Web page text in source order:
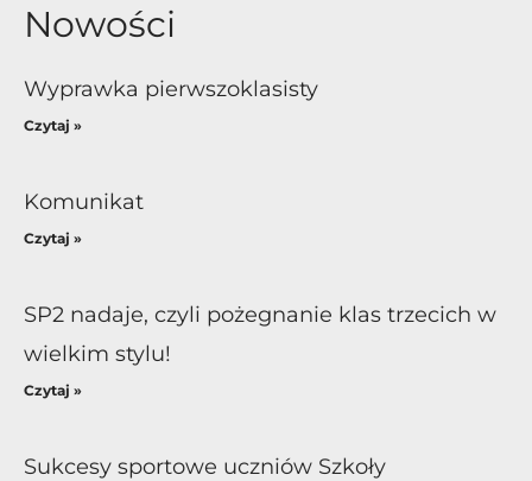
Nowości
Wyprawka pierwszoklasisty
Czytaj »
Komunikat
Czytaj »
SP2 nadaje, czyli pożegnanie klas trzecich w
wielkim stylu!
Czytaj »
Sukcesy sportowe uczniów Szkoły